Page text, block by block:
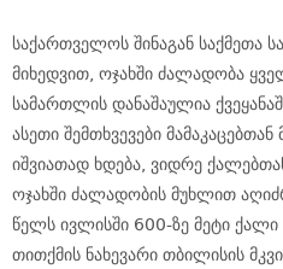
საქართველოს შინაგან საქმეთა
მიხედვით, ოჯახში ძალადობა
სამართლის დანაშაულია
ასეთი შემთხვევები
იშვიათად ხდება, ვიდრე
ოჯახში ძალადობის მუხლით
წელს ივლისში 600-ზე მეტი
თითქმის ნახევარი თბილისის